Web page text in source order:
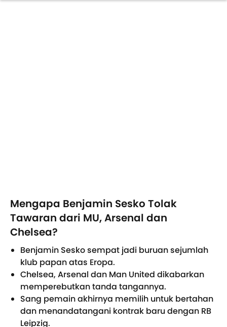
Mengapa Benjamin Sesko Tolak
Tawaran dari MU, Arsenal dan
Chelsea?
Benjamin Sesko sempat jadi buruan sejumlah
klub papan atas Eropa.
Chelsea, Arsenal dan Man United dikabarkan
memperebutkan tanda tangannya.
Sang pemain akhirnya memilih untuk bertahan
dan menandatangani kontrak baru dengan RB
Leipzig.